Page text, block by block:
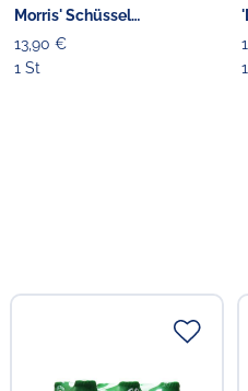
Morris' Schüssel
smaragdgrün
13,90 €
1 St